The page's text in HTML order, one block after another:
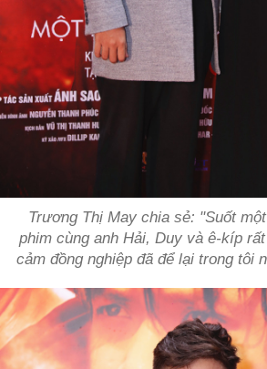
Trương Thị May chia sẻ: "Suốt
phim cùng anh Hải, Duy và ê-kíp
cảm đồng nghiệp đã để lại trong tôi